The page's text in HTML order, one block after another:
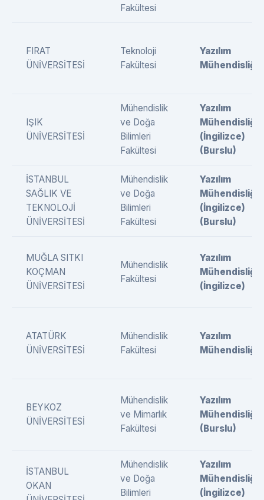
Fakültesi
FIRAT
ÜNİVERSİTESİ
Teknoloji
Fakültesi
Yazılım
Mühendisliği
IŞIK
ÜNİVERSİTESİ
Mühendislik
ve Doğa
Bilimleri
Fakültesi
Yazılım
Mühendisliği
(İngilizce)
(Burslu)
İSTANBUL
SAĞLIK VE
TEKNOLOJİ
ÜNİVERSİTESİ
Mühendislik
ve Doğa
Bilimleri
Fakültesi
Yazılım
Mühendisliği
(İngilizce)
(Burslu)
MUĞLA SITKI
KOÇMAN
ÜNİVERSİTESİ
Mühendislik
Fakültesi
Yazılım
Mühendisliği
(İngilizce)
ATATÜRK
ÜNİVERSİTESİ
Mühendislik
Fakültesi
Yazılım
Mühendisliği
BEYKOZ
ÜNİVERSİTESİ
Mühendislik
ve Mimarlık
Fakültesi
Yazılım
Mühendisliği
(Burslu)
İSTANBUL
OKAN
Mühendislik
ve Doğa
Bilimleri
Yazılım
Mühendisliği
(İngilizce)